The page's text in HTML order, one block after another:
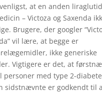
at en anden
– Victoza og Saxenda
Brugere, der googler
vil lære, at begge er
ikke generiske
Vigtigere er det, at
personer med type 2-
sidstnævnte er godkendt til